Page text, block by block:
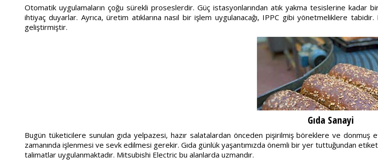
Otomatik uygulamaların çoğu sürekli proseslerdir. Güç istasyonlarından atık yakma tesislerine
ihtiyaç duyarlar. Ayrıca, üretim atıklarına nasıl bir işlem uygulanacağı, IPPC gibi yönetmeliklere
geliştirmiştir.
Gıda Sanayi
Bugün tüketicilere sunulan gıda yelpazesi, hazır salatalardan önceden pişirilmiş böreklere ve
zamanında işlenmesi ve sevk edilmesi gerekir. Gıda günlük yaşantımızda önemli bir yer tuttuğundan
talimatlar uygulanmaktadır. Mitsubishi Electric bu alanlarda uzmandır.